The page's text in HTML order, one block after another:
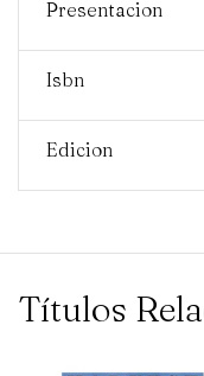
Presentacion
Isbn
Edicion
Títulos